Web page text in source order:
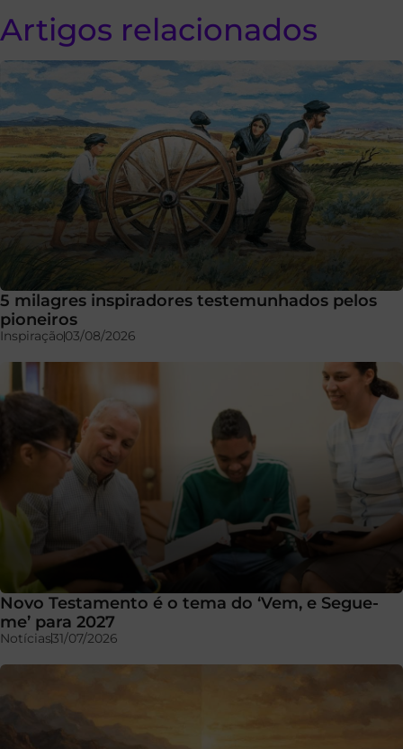
Artigos relacionados
5 milagres inspiradores testemunhados pelos
pioneiros
Inspiração03/08/2026
Novo Testamento é o tema do ‘Vem, e Segue-
me’ para 2027
Notícias31/07/2026